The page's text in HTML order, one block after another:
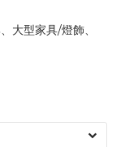
大型家具/燈飾、